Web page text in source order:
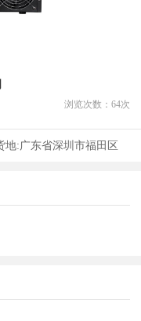
浏览次数： 64次
地:广东省深圳市福田区